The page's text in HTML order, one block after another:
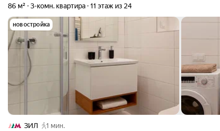
86 м² 3-комн. квартира 11 этаж из 24
новостройка
ЗИЛ
1 мин.